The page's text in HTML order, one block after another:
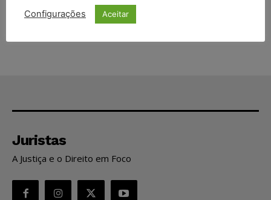
STF inicia julgamento sobre constitucionalidade da proibição
dos jogos de azar no Brasil
Juristas
A Justiça e o Direito em Foco
Configurações Aceitar